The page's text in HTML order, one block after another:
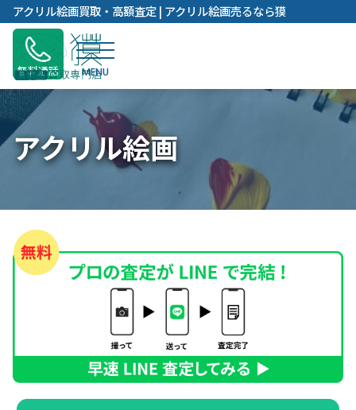
内
容
キ
アクリル絵画買取・高額査定 | アクリル絵画売るなら獏
無料通話
アクリル絵画